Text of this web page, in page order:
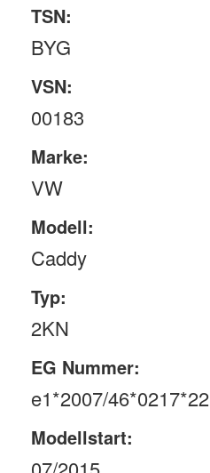
TSN:
BYG
VSN:
00183
Marke:
VW
Modell:
Caddy
Typ:
2KN
EG Nummer:
e1*2007/46*0217*22
Modellstart: